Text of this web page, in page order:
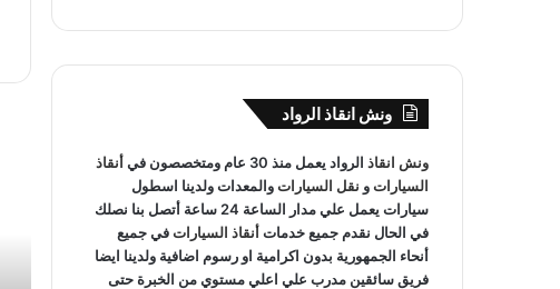
ح
ونش انقاذ الرواد
ونش انقاذ الرواد يعمل منذ 30 عام ومتخصصون في
أنقاذ
السياراتو نقل السياراتوالمعدات ولدينا اسطول
سيارات يعمل علي مدار الساعة 24 ساعة أتصل بنا نصلك
في الحال نقدم جميع خدماتأنقاذ السياراتفي جميع
أنحاء الجمهورية بدون اكرامية او رسوم اضافية ولدينا ايضا
فريق سائقين مدرب علي اعلي مستوي من الخبرة حتى